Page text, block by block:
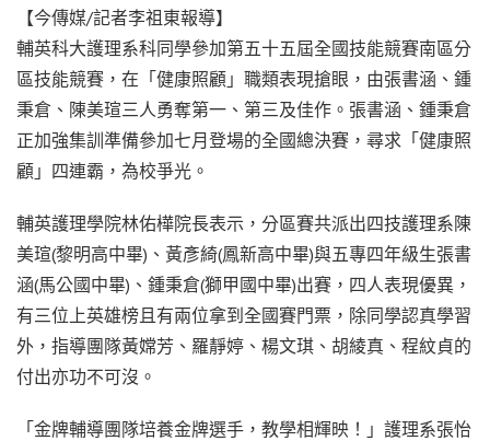
【今傳媒/記者李祖東報導】
輔英科大護理系科同學參加第五十五屆全國技能競賽南區分
區技能競賽，在「健康照顧」職類表現搶眼，由張書涵、鍾
秉倉、陳美瑄三人勇奪第一、第三及佳作。張書涵、鍾秉倉
正加強集訓準備參加七月登場的全國總決賽，尋求「健康照
顧」四連霸，為校爭光。
輔英護理學院林佑樺院長表示，分區賽共派出四技護理系陳
美瑄(黎明高中畢)、黃彥綺(鳳新高中畢)與五專四年級生張書
涵(馬公國中畢)、鍾秉倉(獅甲國中畢)出賽，四人表現優異，
有三位上英雄榜且有兩位拿到全國賽門票，除同學認真學習
外，指導團隊黃嫦芳、羅靜婷、楊文琪、胡綾真、程紋貞的
付出亦功不可沒。
「金牌輔導團隊培養金牌選手，教學相輝映！」護理系張怡